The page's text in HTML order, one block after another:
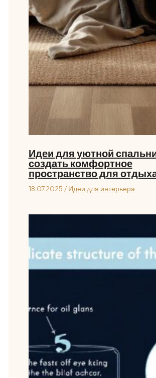
Идеи для уютной
создать комфортное
пространство для
18.07.2025 / Идеи для интерьера